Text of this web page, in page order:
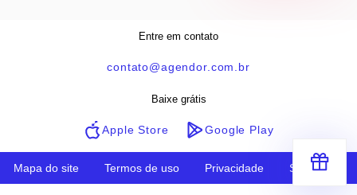
Receba segredos e dicas práticas
Entre em contato
contato@agendor.com.br
Baixe grátis
Apple Store Google Play
Mapa do site Termos de uso Privacidade Segurança